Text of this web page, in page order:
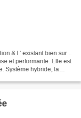
& l ' existant bien sur ..
et performante. Elle est
Système hybride, la